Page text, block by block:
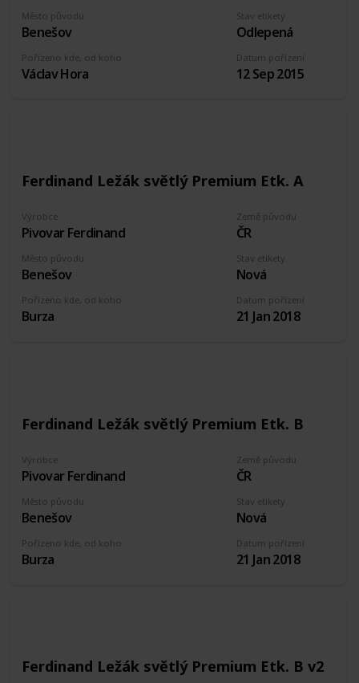
Pořízeno kde, od koho
Václav Hora
Stav etikety
Odlepená
Datum pořízení
12 Sep 2015
Město původu
Benešov
Ferdinand Ležák světlý Premium Etk. A
Výrobce
Pivovar Ferdinand
Země původu
ČR
Pořízeno kde, od koho
Burza
Stav etikety
Nová
Datum pořízení
21 Jan 2018
Město původu
Benešov
Ferdinand Ležák světlý Premium Etk. B
Výrobce
Pivovar Ferdinand
Země původu
ČR
Pořízeno kde, od koho
Burza
Stav etikety
Nová
Datum pořízení
21 Jan 2018
Město původu
Benešov
Ferdinand Ležák světlý Premium Etk. B v2